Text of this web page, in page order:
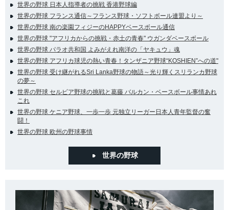
世界の野球 日本人指導者の挑戦 香港野球編
世界の野球 フランス通信～フランス野球・ソフトボール連盟より～
世界の野球 南の楽園フィジーのHAPPYベースボール通信
世界の野球 "アフリカからの挑戦・赤土の青春" ウガンダベースボール
世界の野球 パラオ共和国 よみがえれ南洋の「ヤキュウ」魂
世界の野球 アフリカ球児の熱い青春！タンザニア野球“KOSHIEN”への道"
世界の野球 受け継がれるSri Lanka野球の物語～光り輝くスリランカ野球
の夢～
世界の野球 セルビア野球の挑戦と葛藤 バルカン・ベースボール事情あれ
これ
世界の野球 ケニア野球、一歩一歩 元独立リーガー日本人青年監督の奮
闘！
世界の野球 欧州の野球事情
世界の野球